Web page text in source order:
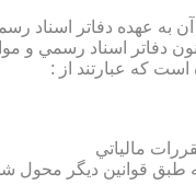
به عهده دفاتر اسناد
كه عبارتند از :